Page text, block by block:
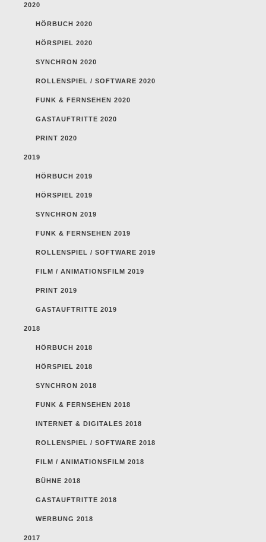
2020
HÖRBUCH 2020
HÖRSPIEL 2020
SYNCHRON 2020
ROLLENSPIEL / SOFTWARE 2020
FUNK & FERNSEHEN 2020
GASTAUFTRITTE 2020
PRINT 2020
2019
HÖRBUCH 2019
HÖRSPIEL 2019
SYNCHRON 2019
FUNK & FERNSEHEN 2019
ROLLENSPIEL / SOFTWARE 2019
FILM / ANIMATIONSFILM 2019
PRINT 2019
GASTAUFTRITTE 2019
2018
HÖRBUCH 2018
HÖRSPIEL 2018
SYNCHRON 2018
FUNK & FERNSEHEN 2018
INTERNET & DIGITALES 2018
ROLLENSPIEL / SOFTWARE 2018
FILM / ANIMATIONSFILM 2018
BÜHNE 2018
GASTAUFTRITTE 2018
WERBUNG 2018
2017